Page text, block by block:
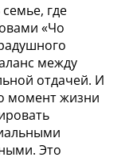
семье, где
«Чо
между
отдачей. И
момент жизни
Это